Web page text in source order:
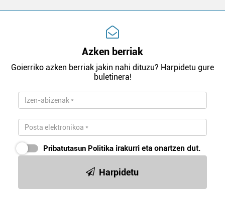
Azken berriak
Goierriko azken berriak jakin nahi dituzu? Harpidetu gure
buletinera!
Pribatutasun Politika irakurri eta onartzen dut.
Harpidetu